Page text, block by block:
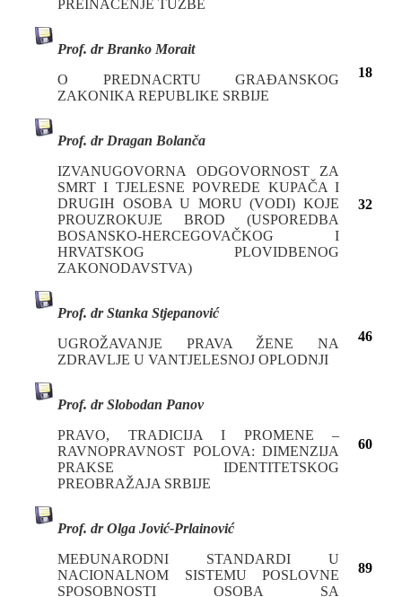
PREINAČENJE TUŽBE
Prof. dr Branko Morait
O PREDNACRTU GRAĐANSKOG
ZAKONIKA REPUBLIKE SRBIJE
18
Prof. dr Dragan Bolanča
IZVANUGOVORNA ODGOVORNOST ZA
SMRT I TJELESNE POVREDE KUPAČA I
DRUGIH OSOBA U MORU (VODI) KOJE
PROUZROKUJE BROD (USPOREDBA
BOSANSKO-HERCEGOVAČKOG I
HRVATSKOG PLOVIDBENOG
ZAKONODAVSTVA)
32
Prof. dr Stanka Stjepanović
UGROŽAVANJE PRAVA ŽENE NA
ZDRAVLJE U VANTJELESNOJ OPLODNJI
46
Prof. dr Slobodan Panov
PRAVO, TRADICIJA I PROMENE –
RAVNOPRAVNOST POLOVA: DIMENZIJA
PRAKSE IDENTITETSKOG
PREOBRAŽAJA SRBIJE
60
Prof. dr Olga Jović-Prlainović
MEĐUNARODNI STANDARDI U
NACIONALNOM SISTEMU POSLOVNE
SPOSOBNOSTI OSOBA SA
89